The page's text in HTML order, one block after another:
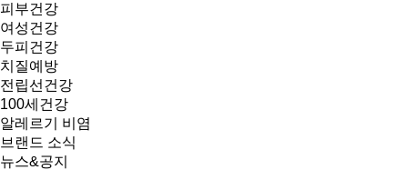
피부건강
여성건강
두피건강
치질예방
전립선건강
100세건강
알레르기 비염
브랜드 소식
뉴스&공지